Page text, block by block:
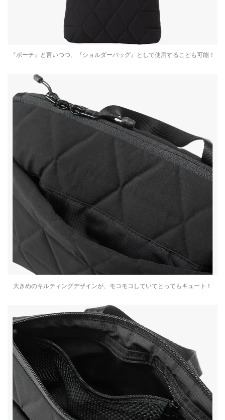
『ポーチ』と言いつつ、『ショルダーバッグ』として使用することも可能！
大きめのキルティングデザインが、モコモコしていてとってもキュート！